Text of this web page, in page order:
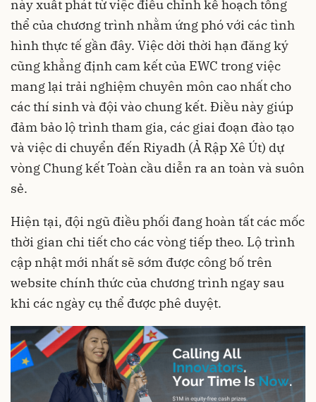
này xuất phát từ việc điều chỉnh kế hoạch tổng
thể của chương trình nhằm ứng phó với các tình
hình thực tế gần đây. Việc dời thời hạn đăng ký
cũng khẳng định cam kết của EWC trong việc
mang lại trải nghiệm chuyên môn cao nhất cho
các thí sinh và đội vào chung kết. Điều này giúp
đảm bảo lộ trình tham gia, các giai đoạn đào tạo
và việc di chuyển đến Riyadh (Ả Rập Xê Út) dự
vòng Chung kết Toàn cầu diễn ra an toàn và suôn
sẻ.
Hiện tại, đội ngũ điều phối đang hoàn tất các mốc
thời gian chi tiết cho các vòng tiếp theo. Lộ trình
cập nhật mới nhất sẽ sớm được công bố trên
website chính thức của chương trình ngay sau
khi các ngày cụ thể được phê duyệt.